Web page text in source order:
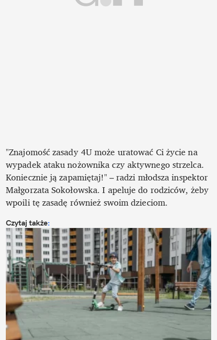
"Znajomość zasady 4U może uratować Ci życie na
wypadek ataku nożownika czy aktywnego strzelca.
Koniecznie ją zapamiętaj!" – radzi młodsza inspektor
Małgorzata Sokołowska. I apeluje do rodziców, żeby
wpoili tę zasadę również swoim dzieciom.
Czytaj także: